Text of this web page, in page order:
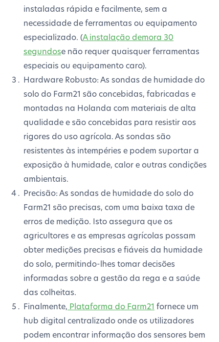
instaladas rápida e facilmente, sem a
necessidade de ferramentas ou equipamento
especializado. (A instalação demora 30
segundose não requer quaisquer ferramentas
especiais ou equipamento caro).
Hardware Robusto: As sondas de humidade do
solo do Farm21 são concebidas, fabricadas e
montadas na Holanda com materiais de alta
qualidade e são concebidas para resistir aos
rigores do uso agrícola. As sondas são
resistentes às intempéries e podem suportar a
exposição à humidade, calor e outras condições
ambientais.
Precisão: As sondas de humidade do solo do
Farm21 são precisas, com uma baixa taxa de
erros de medição. Isto assegura que os
agricultores e as empresas agrícolas possam
obter medições precisas e fiáveis da humidade
do solo, permitindo-lhes tomar decisões
informadas sobre a gestão da rega e a saúde
das colheitas.
Finalmente, Plataforma do Farm21 fornece um
hub digital centralizado onde os utilizadores
podem encontrar informação dos sensores bem